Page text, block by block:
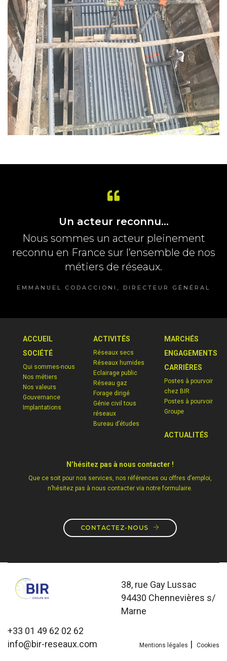
Un acteur reconnu…
Nous sommes un acteur pleinement
reconnu en France sur l’ensemble de nos
métiers de réseaux.
EMMANUEL CODACCIONI, DIRECTEUR GÉNÉRAL
ACCUEIL
SOCIÉTÉ
Qui sommes-nous
Nos métiers
Nos valeurs
Gouvernance
Implantations
ACTIVITÉS
Réseaux secs
Réseaux humides
Eclairage public
Réseau gaz
Forage dirigé
Génie civil tous
réseaux
Bureau d’études
MARCHÉS
ENGAGEMENTS
CARRIÈRES
Postes à pourvoir
chez BIR
Postes à pourvoir
Groupe
ACTUALITÉS
N’hésitez pas à nous contacter !
Que ce soit pour nos services, nos références ou offres d’emploi,
n’hésitez pas à nous contacter via notre formulaire.
CONTACTEZ-NOUS
38, rue Gay Lussac
94430 Chennevières s/
Marne
+33 01 49 62 02 62
info@bir-reseaux.com
Mentions légales | Cookies